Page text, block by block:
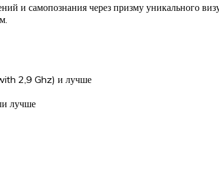
самопознания через призму уникального
2,9 Ghz) и лучше
лучше